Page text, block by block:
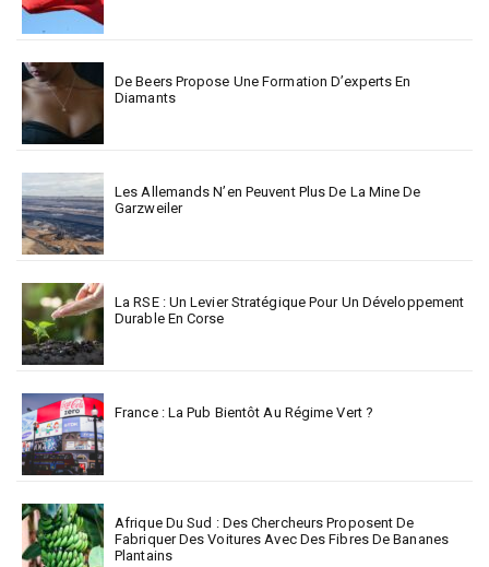
De Beers Propose Une Formation D’experts En
Diamants
Les Allemands N’en Peuvent Plus De La Mine De
Garzweiler
La RSE : Un Levier Stratégique Pour Un Développement
Durable En Corse
France : La Pub Bientôt Au Régime Vert ?
Afrique Du Sud : Des Chercheurs Proposent De
Fabriquer Des Voitures Avec Des Fibres De Bananes
Plantains